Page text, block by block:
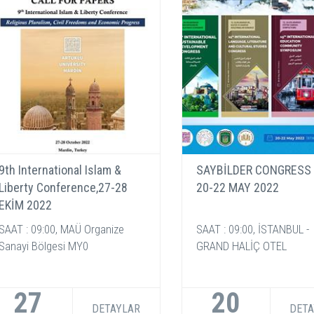
International Islam &
Conference,27-28
2022
: 09:00, MAÜ Organize
Bölgesi MY0
27 DETAYLAR
SAYBİLDER
20-22 MAY 2022
SAAT : 09:00, İSTANBUL -
GRAND HALİÇ OTEL
20